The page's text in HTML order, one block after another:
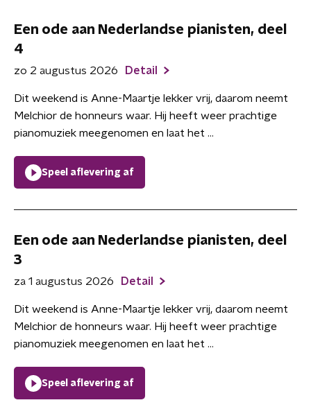
Een ode aan Nederlandse pianisten, deel
4
zo 2 augustus 2026 Detail
Dit weekend is Anne-Maartje lekker vrij, daarom neemt
Melchior de honneurs waar. Hij heeft weer prachtige
pianomuziek meegenomen en laat het ...
Speel aflevering af
Een ode aan Nederlandse pianisten, deel
3
za 1 augustus 2026 Detail
Dit weekend is Anne-Maartje lekker vrij, daarom neemt
Melchior de honneurs waar. Hij heeft weer prachtige
pianomuziek meegenomen en laat het ...
Speel aflevering af